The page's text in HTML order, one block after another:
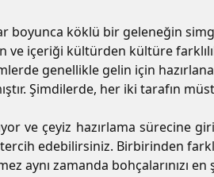
boyunca köklü bir geleneğin
içeriği kültürden kültüre
genellikle gelin için
Şimdilerde, her iki tarafın
ve çeyiz hazırlama
tercih edebilirsiniz. Birbirinden
aynı zamanda bohçalarınızı en